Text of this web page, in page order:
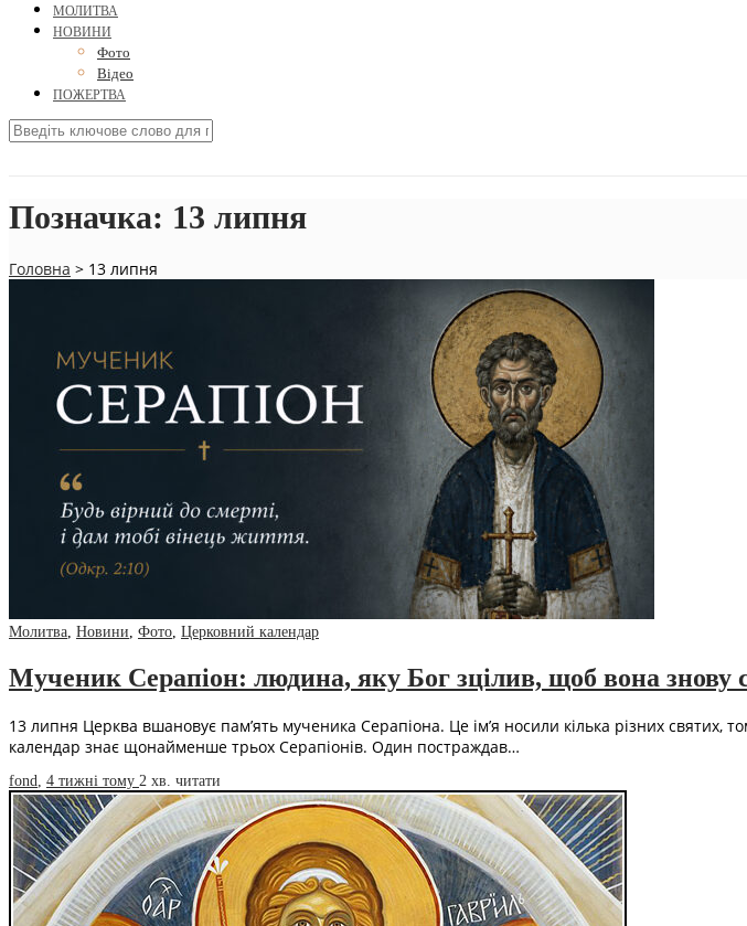
МОЛИТВА
НОВИНИ
Фото
Відео
ПОЖЕРТВА
Позначка: 13 липня
Головна > 13 липня
Молитва, Новини, Фото, Церковний календар
Мученик Серапіон: людина, яку Бог зцілив, щоб вона знову
13 липня Церква вшановує пам’ять мученика Серапіона. Це ім’я носили кілька різних
календар знає щонайменше трьох Серапіонів. Один постраждав…
fond, 4 тижні тому 2 хв. читати